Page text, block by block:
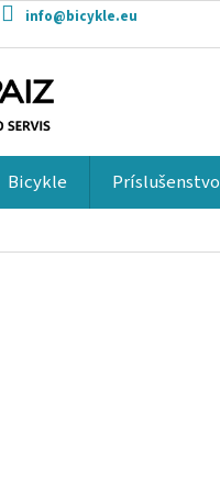
info@bicykle.eu
Bicykle Príslušenstvo